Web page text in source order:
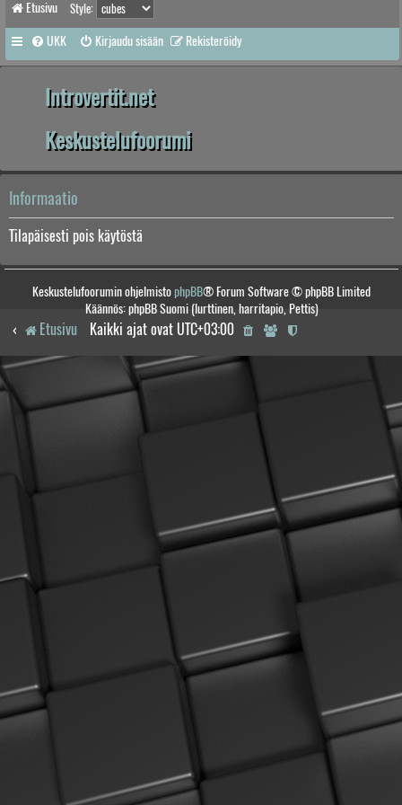
Etusivu Style:
UKK Kirjaudu sisään Rekisteröidy
Introvertit.net
Keskustelufoorumi
Informaatio
Tilapäisesti pois käytöstä
Keskustelufoorumin ohjelmistophpBB® Forum Software © phpBB Limited
Käännös: phpBB Suomi (lurttinen, harritapio, Pettis)
Etusivu Kaikki ajat ovat UTC+03:00